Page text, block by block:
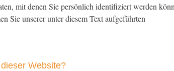
mit denen Sie persönlich identifiziert werden
Sie unserer unter diesem Text aufgeführten
Website?